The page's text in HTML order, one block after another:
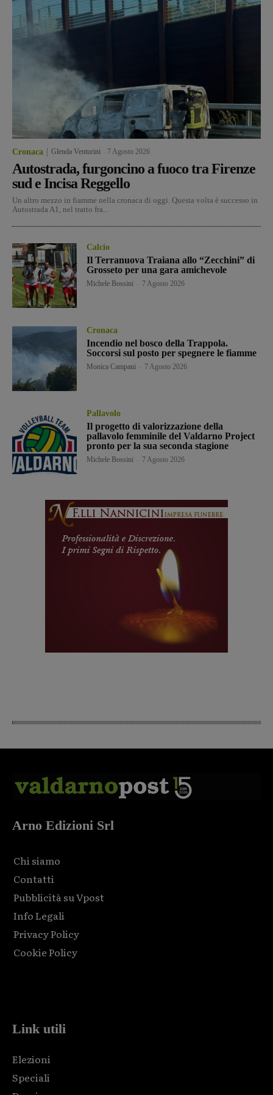
Cronaca Glenda Venturini 7 Agosto 2026
Autostrada, furgoncino a fuoco tra Firenze
sud e Incisa Reggello
Un altro mezzo in fiamme nella cronaca di oggi. Questa volta è successo in
Autostrada A1, nel tratto fra...
Calcio
Il Terranuova Traiana allo “Zecchini” di
Grosseto per una gara amichevole
Michele Bossini 7 Agosto 2026
Cronaca
Incendio nel bosco della Trappola.
Soccorsi sul posto per spegnere le fiamme
Monica Campani 7 Agosto 2026
Pallavolo
Il progetto di valorizzazione della
pallavolo femminile del Valdarno Project
pronto per la sua seconda stagione
Michele Bossini 7 Agosto 2026
Arno Edizioni Srl
Chi siamo
Contatti
Pubblicità su Vpost
Info Legali
Privacy Policy
Cookie Policy
Link utili
Elezioni
Speciali